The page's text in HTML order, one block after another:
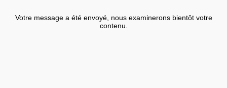
Votre message a été envoyé, nous examinerons bientôt votre
contenu.